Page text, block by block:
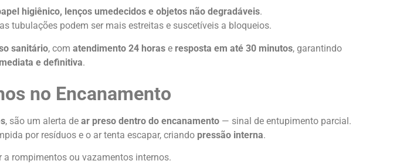
higiênico, lenços umedecidos e objetos não degradáveis.
tubulações podem ser mais estreitas e suscetíveis a bloqueios.
sanitário, com atendimento 24 horas e resposta em até 30 minutos, garantindo
e definitiva.
no Encanamento
, são um alerta de ar preso dentro do encanamento— sinal de entupimento parcial.
por resíduos e o ar tenta escapar, criando pressão interna.
a rompimentos ou vazamentos internos.